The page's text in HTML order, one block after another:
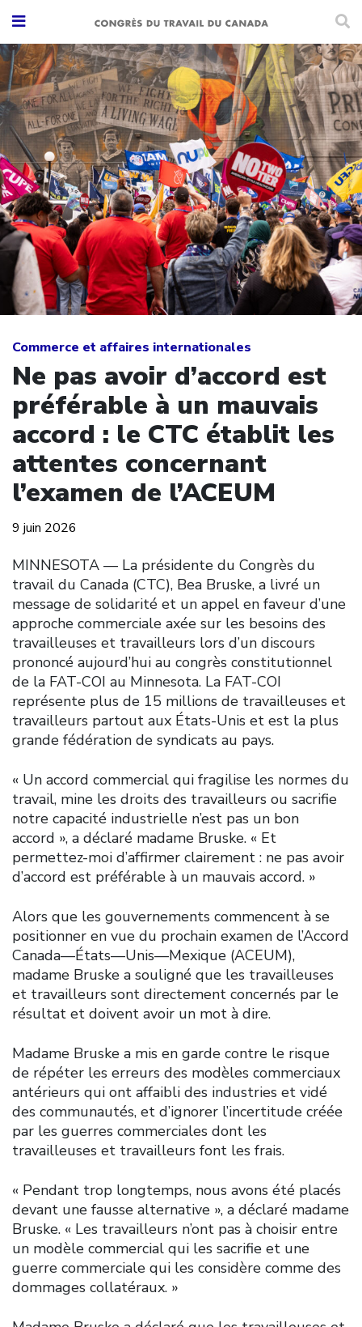
Commerce et affaires internationales
Ne pas avoir d’accord est
préférable à un mauvais
accord : le CTC établit les
attentes concernant
l’examen de l’ACEUM
9 juin 2026
MINNESOTA — La présidente du Congrès du
travail du Canada (CTC), Bea Bruske, a livré un
message de solidarité et un appel en faveur d’une
approche commerciale axée sur les besoins des
travailleuses et travailleurs lors d’un discours
prononcé aujourd’hui au congrès constitutionnel
de la FAT-COI au Minnesota. La FAT-COI
représente plus de 15 millions de travailleuses et
travailleurs partout aux États-Unis et est la plus
grande fédération de syndicats au pays.
« Un accord commercial qui fragilise les normes du
travail, mine les droits des travailleurs ou sacrifie
notre capacité industrielle n’est pas un bon
accord », a déclaré madame Bruske. « Et
permettez-moi d’affirmer clairement : ne pas avoir
d’accord est préférable à un mauvais accord. »
Alors que les gouvernements commencent à se
positionner en vue du prochain examen de l’Accord
Canada—États—Unis—Mexique (ACEUM),
madame Bruske a souligné que les travailleuses
et travailleurs sont directement concernés par le
résultat et doivent avoir un mot à dire.
Madame Bruske a mis en garde contre le risque
de répéter les erreurs des modèles commerciaux
antérieurs qui ont affaibli des industries et vidé
des communautés, et d’ignorer l’incertitude créée
par les guerres commerciales dont les
travailleuses et travailleurs font les frais.
« Pendant trop longtemps, nous avons été placés
devant une fausse alternative », a déclaré madame
Bruske. « Les travailleurs n’ont pas à choisir entre
un modèle commercial qui les sacrifie et une
guerre commerciale qui les considère comme des
dommages collatéraux. »